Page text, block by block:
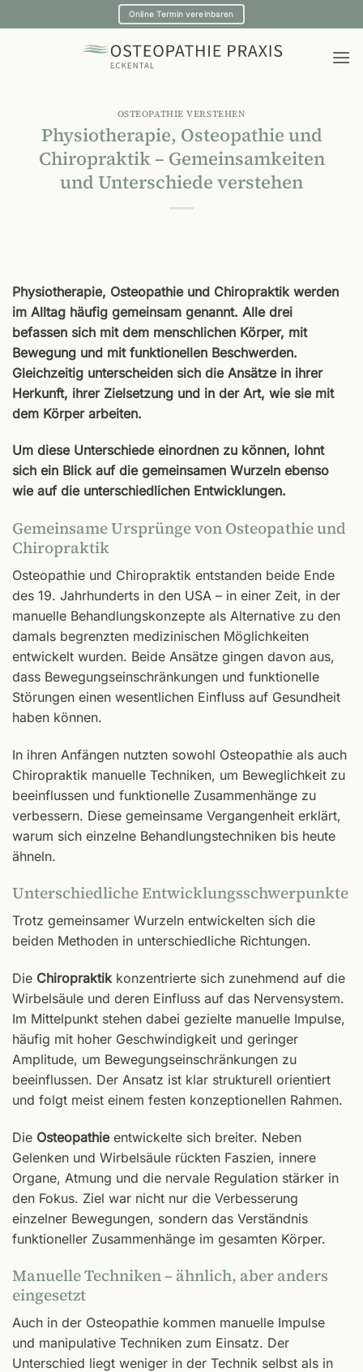
Inhalt
Online Termin vereinbaren
OSTEOPATHIE VERSTEHEN
Physiotherapie, Osteopathie und
Chiropraktik – Gemeinsamkeiten
und Unterschiede verstehen
Physiotherapie, Osteopathie und Chiropraktik werden
im Alltag häufig gemeinsam genannt. Alle drei
befassen sich mit dem menschlichen Körper, mit
Bewegung und mit funktionellen Beschwerden.
Gleichzeitig unterscheiden sich die Ansätze in ihrer
Herkunft, ihrer Zielsetzung und in der Art, wie sie mit
dem Körper arbeiten.
Um diese Unterschiede einordnen zu können, lohnt
sich ein Blick auf die gemeinsamen Wurzeln ebenso
wie auf die unterschiedlichen Entwicklungen.
Gemeinsame Ursprünge von Osteopathie und
Chiropraktik
Osteopathie und Chiropraktik entstanden beide Ende
des 19. Jahrhunderts in den USA – in einer Zeit, in der
manuelle Behandlungskonzepte als Alternative zu den
damals begrenzten medizinischen Möglichkeiten
entwickelt wurden. Beide Ansätze gingen davon aus,
dass Bewegungseinschränkungen und funktionelle
Störungen einen wesentlichen Einfluss auf Gesundheit
haben können.
In ihren Anfängen nutzten sowohl Osteopathie als auch
Chiropraktik manuelle Techniken, um Beweglichkeit zu
beeinflussen und funktionelle Zusammenhänge zu
verbessern. Diese gemeinsame Vergangenheit erklärt,
warum sich einzelne Behandlungstechniken bis heute
ähneln.
Unterschiedliche Entwicklungsschwerpunkte
Trotz gemeinsamer Wurzeln entwickelten sich die
beiden Methoden in unterschiedliche Richtungen.
Die Chiropraktik konzentrierte sich zunehmend auf die
Wirbelsäule und deren Einfluss auf das Nervensystem.
Im Mittelpunkt stehen dabei gezielte manuelle Impulse,
häufig mit hoher Geschwindigkeit und geringer
Amplitude, um Bewegungseinschränkungen zu
beeinflussen. Der Ansatz ist klar strukturell orientiert
und folgt meist einem festen konzeptionellen Rahmen.
Die Osteopathieentwickelte sich breiter. Neben
Gelenken und Wirbelsäule rückten Faszien, innere
Organe, Atmung und die nervale Regulation stärker in
den Fokus. Ziel war nicht nur die Verbesserung
einzelner Bewegungen, sondern das Verständnis
funktioneller Zusammenhänge im gesamten Körper.
Manuelle Techniken – ähnlich, aber anders
eingesetzt
Auch in der Osteopathie kommen manuelle Impulse
und manipulative Techniken zum Einsatz. Der
Unterschied liegt weniger in der Technik selbst als in